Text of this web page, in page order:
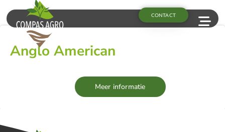
CONTACT
Anglo American
Meer informatie